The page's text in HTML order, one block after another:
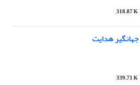
318.87 K
هدایت
339.71 K